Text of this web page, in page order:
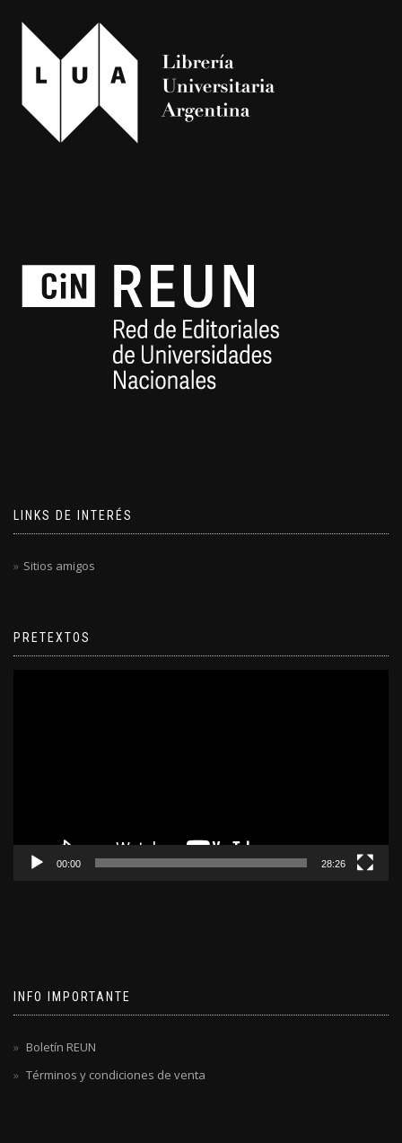
LINKS DE INTERÉS
Sitios amigos
PRETEXTOS
00:00 28:26
INFO IMPORTANTE
Boletín REUN
Términos y condiciones de venta